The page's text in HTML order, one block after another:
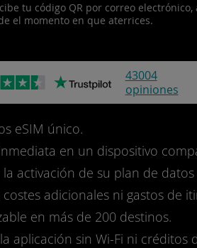
tu código QR por correo
el momento en que aterrices.
43004
opiniones
eSIM único.
en un dispositivo
activación de su plan de
adicionales ni gastos de
en más de 200 destinos.
aplicación sin Wi-Fi ni créditos